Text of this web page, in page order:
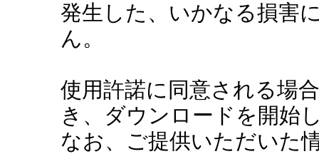
発生した、いかなる損害
ん。
使用許諾に同意される場
き、ダウンロードを開始
なお、ご提供いただいた